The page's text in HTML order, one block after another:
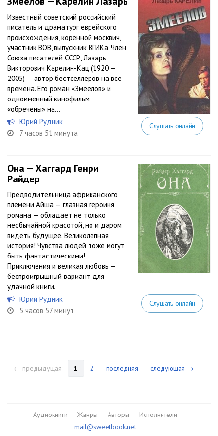
Известный советский российский
писатель и драматург еврейского
происхождения, коренной москвич,
участник ВОВ, выпускник ВГИКа, Член
Союза писателей СССР, Лазарь
Викторович Карелин-Кац (1920 —
2005) — автор бестселлеров на все
времена. Его роман «Змеелов» и
одноименный кинофильм
«обречены» на...
Юрий Рудник
7 часов 51 минута
Слушать онлайн
Она — Хаггард Генри
Райдер
Предводительница африканского
племени Айша — главная героиня
романа — обладает не только
необычайной красотой, но и даром
видеть будущее. Великолепная
история! Чувства людей тоже могут
быть фантастическими!
Приключения и великая любовь —
беспроигрышный вариант для
удачной книги.
Юрий Рудник
5 часов 57 минут
Слушать онлайн
← предыдущая 1 2 последняя следующая →
Аудиокниги Жанры Авторы
Исполнители
mail@sweetbook.net